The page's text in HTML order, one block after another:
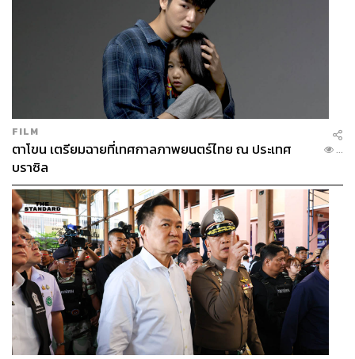
FILM
ตาโขน เตรียมฉายที่เทศกาลภาพยนตร์ไทย ณ ประเทศ
บราซิล
...